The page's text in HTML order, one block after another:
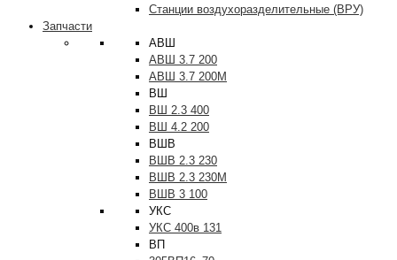
Станции воздухоразделительные (ВРУ)
Запчасти
АВШ
АВШ 3.7 200
АВШ 3.7 200М
ВШ
ВШ 2.3 400
ВШ 4.2 200
ВШВ
ВШВ 2.3 230
ВШВ 2.3 230М
ВШВ 3 100
УКС
УКС 400в 131
ВП